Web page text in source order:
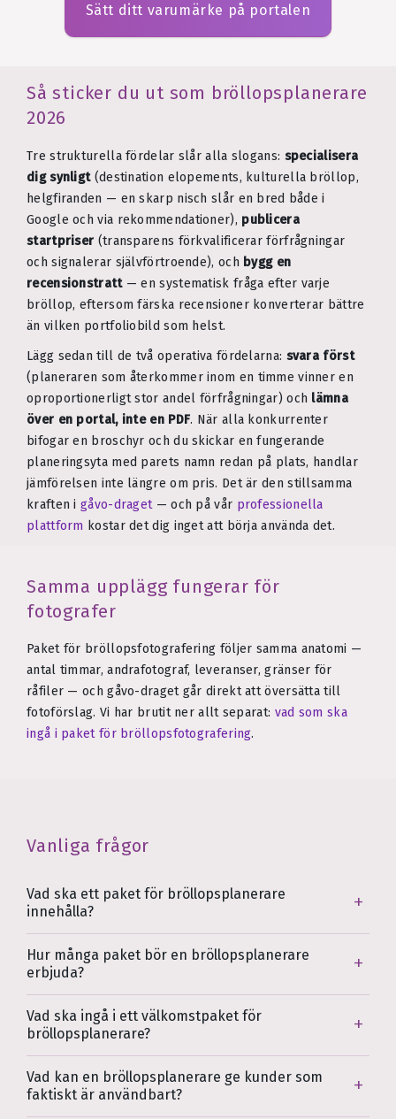
Sätt ditt varumärke på portalen
Så sticker du ut som bröllopsplanerare
2026
Tre strukturella fördelar slår alla slogans: specialisera
dig synligt(destination elopements, kulturella bröllop,
helgfiranden — en skarp nisch slår en bred både i
Google och via rekommendationer), publicera
startpriser (transparens förkvalificerar förfrågningar
och signalerar självförtroende), och bygg en
recensionstratt— en systematisk fråga efter varje
bröllop, eftersom färska recensioner konverterar bättre
än vilken portfoliobild som helst.
Lägg sedan till de två operativa fördelarna: svara först
(planeraren som återkommer inom en timme vinner en
oproportionerligt stor andel förfrågningar) och lämna
över en portal, inte en PDF. När alla konkurrenter
bifogar en broschyr och du skickar en fungerande
planeringsyta med parets namn redan på plats, handlar
jämförelsen inte längre om pris. Det är den stillsamma
kraften i gåvo-draget— och på vår professionella
plattform kostar det dig inget att börja använda det.
Samma upplägg fungerar för
fotografer
Paket för bröllopsfotografering följer samma anatomi —
antal timmar, andrafotograf, leveranser, gränser för
råfiler — och gåvo-draget går direkt att översätta till
fotoförslag. Vi har brutit ner allt separat: vad som ska
ingå i paket för bröllopsfotografering.
Vanliga frågor
Vad ska ett paket för bröllopsplanerare
innehålla?
Hur många paket bör en bröllopsplanerare
erbjuda?
Vad ska ingå i ett välkomstpaket för
bröllopsplanerare?
Vad kan en bröllopsplanerare ge kunder som
faktiskt är användbart?